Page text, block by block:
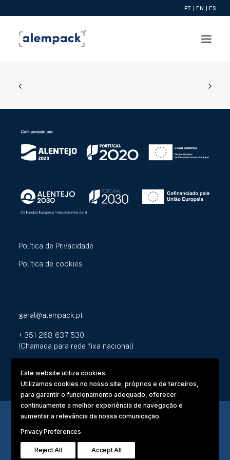
PT | EN | ES
Política de Privacidade
Política de cookies
geral@alempack.pt
+ 351 268 637 530
(Chamada para rede fixa nacional)
Rua de França, Nº 1 - Elvas
Este website utiliza cookies.
Utilizamos cookies no nosso site, próprios e de terceiros,
para garantir o funcionamento adequado, oferecer
continuamente a melhor experiência de navegação e
aumentar a relevância da nossa comunicação.
Privacy Preferences
Reject All Accept All